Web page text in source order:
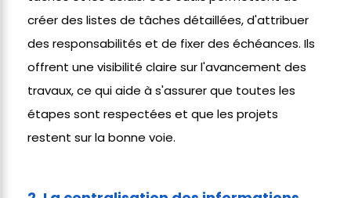
créer des listes de tâches détaillées, d'attribuer
des responsabilités et de fixer des échéances. Ils
offrent une visibilité claire sur l'avancement des
travaux, ce qui aide à s'assurer que toutes les
étapes sont respectées et que les projets
restent sur la bonne voie.